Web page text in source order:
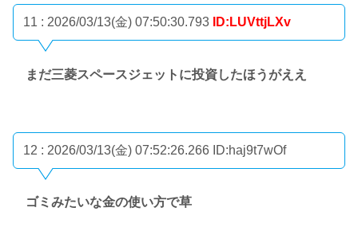
11 : 2026/03/13(金) 07:50:30.793 ID:LUVttjLXv
まだ三菱スペースジェットに投資したほうがええ
12 : 2026/03/13(金) 07:52:26.266 ID:haj9t7wOf
ゴミみたいな金の使い方で草